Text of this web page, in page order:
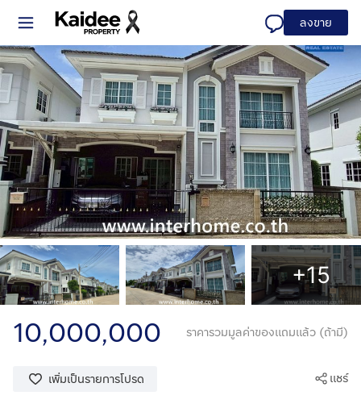
ลงขาย
+15
10,000,000 ราคารวมมูลค่าของแถมแล้ว (ถ้ามี)
เพิ่มเป็นรายการโปรด แชร์